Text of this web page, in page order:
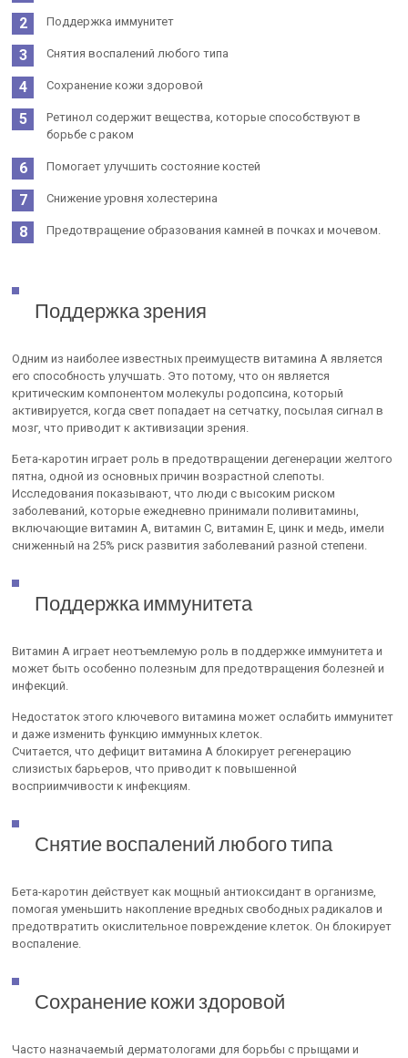
Поддержка иммунитет
Снятия воспалений любого типа
Сохранение кожи здоровой
Ретинол содержит вещества, которые способствуют в
борьбе с раком
Помогает улучшить состояние костей
Снижение уровня холестерина
Предотвращение образования камней в почках и мочевом.
Поддержка зрения
Одним из наиболее известных преимуществ витамина А является
его способность улучшать. Это потому, что он является
критическим компонентом молекулы родопсина, который
активируется, когда свет попадает на сетчатку, посылая сигнал в
мозг, что приводит к активизации зрения.
Бета-каротин играет роль в предотвращении дегенерации желтого
пятна, одной из основных причин возрастной слепоты.
Исследования показывают, что люди с высоким риском
заболеваний, которые ежедневно принимали поливитамины,
включающие витамин А, витамин С, витамин Е, цинк и медь, имели
сниженный на 25% риск развития заболеваний разной степени.
Поддержка иммунитета
Витамин А играет неотъемлемую роль в поддержке иммунитета и
может быть особенно полезным для предотвращения болезней и
инфекций.
Недостаток этого ключевого витамина может ослабить иммунитет
и даже изменить функцию иммунных клеток.
Считается, что дефицит витамина А блокирует регенерацию
слизистых барьеров, что приводит к повышенной
восприимчивости к инфекциям.
Снятие воспалений любого типа
Бета-каротин действует как мощный антиоксидант в организме,
помогая уменьшить накопление вредных свободных радикалов и
предотвратить окислительное повреждение клеток. Он блокирует
воспаление.
Сохранение кожи здоровой
Часто назначаемый дерматологами для борьбы с прыщами и